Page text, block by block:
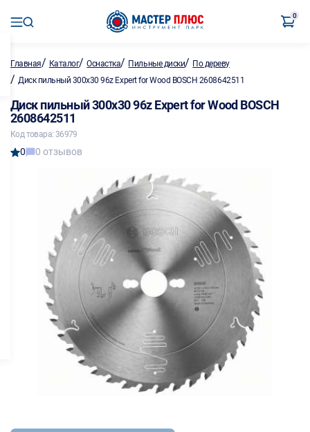
0
Главная/ Каталог/Оснастка/ Пильные диски/ По дереву
/ Диск пильный 300х30 96z Expert for Wood BOSCH 2608642511
Диск пильный 300х30 96z Expert for Wood BOSCH
2608642511
Код товара: 36979
0 0 отзывов